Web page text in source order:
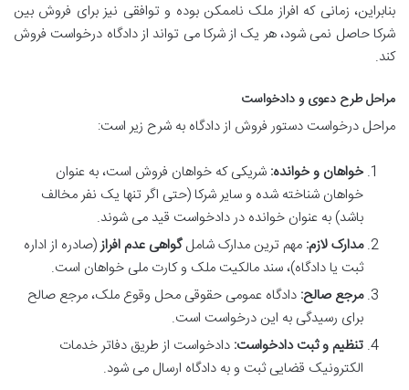
بنابراین، زمانی که افراز ملک ناممکن بوده و توافقی نیز برای فروش بین
شرکا حاصل نمی شود، هر یک از شرکا می تواند از دادگاه درخواست فروش
کند.
مراحل طرح دعوی و دادخواست
مراحل درخواست دستور فروش از دادگاه به شرح زیر است:
خواهان و خوانده: شریکی که خواهان فروش است، به عنوان
خواهان شناخته شده و سایر شرکا (حتی اگر تنها یک نفر مخالف
باشد) به عنوان خوانده در دادخواست قید می شوند.
مدارک لازم: مهم ترین مدارک شاملگواهی عدم افراز(صادره از اداره
ثبت یا دادگاه)، سند مالکیت ملک و کارت ملی خواهان است.
مرجع صالح: دادگاه عمومی حقوقی محل وقوع ملک، مرجع صالح
برای رسیدگی به این درخواست است.
تنظیم و ثبت دادخواست: دادخواست از طریق دفاتر خدمات
الکترونیک قضایی ثبت و به دادگاه ارسال می شود.